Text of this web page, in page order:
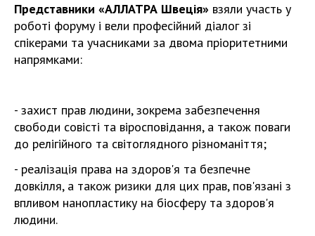
Представники «АЛЛАТРА Швеція» взяли участь у
роботі форуму і вели професійний діалог зі
спікерами та учасниками за двома пріоритетними
напрямками:
- захист прав людини, зокрема забезпечення
свободи совісті та віросповідання, а також поваги
до релігійного та світоглядного різноманіття;
- реалізація права на здоров'я та безпечне
довкілля, а також ризики для цих прав, пов'язані з
впливом нанопластику на біосферу та здоров'я
людини.